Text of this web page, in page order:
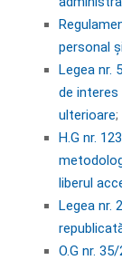
personal
Legea nr.
de interes
ulterioare;
H.G nr.
liberul
Legea nr.
O.G nr.